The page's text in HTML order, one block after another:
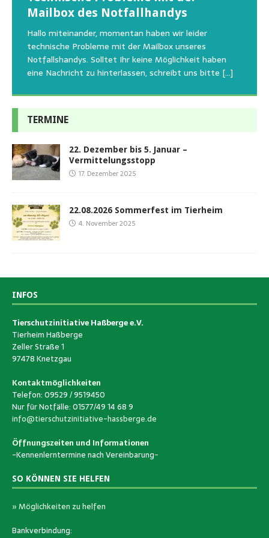
Mailbox des Notfallhandys
Hallo miteinander, momentan haben wir leider
technische Probleme mit der Mailbox unseres
Notfallshandys. Solltet Ihr keine Möglichkeit haben
eine Nachricht zu hinterlassen, schreibt uns bitte […]
Aus aktuellem Anlass weisen wir darauf hin, dass die
Tierschutzinitiative Haßberge natürlich, wie auch in
den letzten 20 Jahren, immer noch für alle verwaisten
oder[…]
Wir bitten um Verständnis, dass am Tag vom
Sommerfest das Hundehaus zum Schutz unserer Tiere
geschlossen bleibt.Viele unserer Hunde erleben einen
emotionalen Stress bei Begegnung[…]
Regelmäßig bekommen wir liebe Anfragen, wie man
uns am Besten unterstützen kann. Natürlich ziehen
die gesteigerten Kosten auch uns so richtig in die Knie
und[…]
TERMINE
22. Dezember bis 5. Januar –
Vermittelungsstopp
17. Dezember 2025
22.08.2026 Sommerfest im Tierheim
4. November 2025
INFOS
Tierschutzinitiative Haßberge e.V.
Tierheim Haßberge
Zeller Straße 1
97478 Knetzgau
Kontaktmöglichkeiten
Telefon: 09529 / 9519450
Nur für Notfälle: 01577/49 14 68 9
info@tierschutzinitiative-hassberge.de
Öffnungszeiten und Informationen
-Kennenlerntermine nach Vereinbarung-
SO KÖNNEN SIE HELFEN
» Möglichkeiten zu helfen
Bankverbindung: